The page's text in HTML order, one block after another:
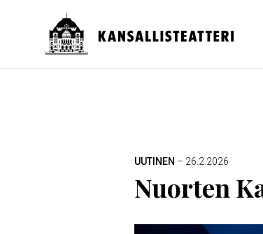
pääsisältöön
UUTINEN – 26.2.2026
Nuorten